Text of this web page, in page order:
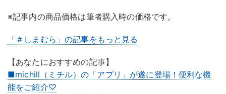
※記事内の商品価格は筆者購入時の価格です。
「＃しまむら」の記事をもっと見る
【あなたにおすすめの記事】
■michill（ミチル）の「アプリ」が遂に登場！便利な機
能をご紹介♡